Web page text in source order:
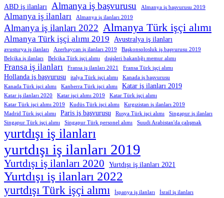
ABD iş ilanları Almanya iş başvurusu Almanya iş başvurusu 2019
Almanya iş ilanları Almanya iş ilanları 2019
Almanya iş ilanları 2022 Almanya Türk işçi alımı
Almanya Türk işçi alımı 2019 Avustralya iş ilanları
avusturya iş ilanları Azerbaycan iş ilanları 2019
Başkonsolosluk iş başvurusu 2019
Belçika iş ilanları
Belçika Türk işçi alımı dışişleri bakanlığı memur alımı
Fransa iş ilanları Fransa iş ilanları 2021 Fransa Türk işçi alımı
Hollanda iş başvurusu italya Türk işçi alımı
Kanada iş başvurusu
Kanada Türk işçi alımı
Kanberra Türk işçi alımı Katar iş ilanları 2019
Katar iş ilanları 2020 Katar işçi alımı 2019
Katar Türk işçi alımı
Katar Türk işçi alımı 2019
Kudüs Türk işçi alımı
Kırgızistan iş ilanları 2019
Madrid Türk işçi alımı
Paris iş başvurusu Rusya Türk işçi alımı
Singapur iş ilanları
Singapur Türk işçi alımı
Singapur Türk personel alımı Suudi Arabistan'da çalışmak
yurtdışı iş ilanları
yurtdışı iş ilanları 2019
Yurtdışı iş ilanları 2020 Yurtdışı iş ilanları 2021
Yurtdışı iş ilanları 2022
yurtdışı Türk işçi alımı İspanya iş ilanları İsrail iş ilanları